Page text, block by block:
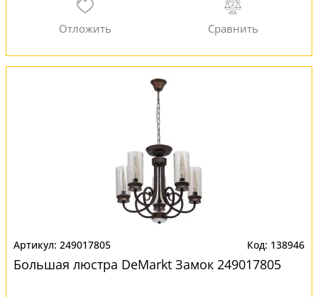
249017805 138946
Большая люстра DeMarkt Замок 249017805